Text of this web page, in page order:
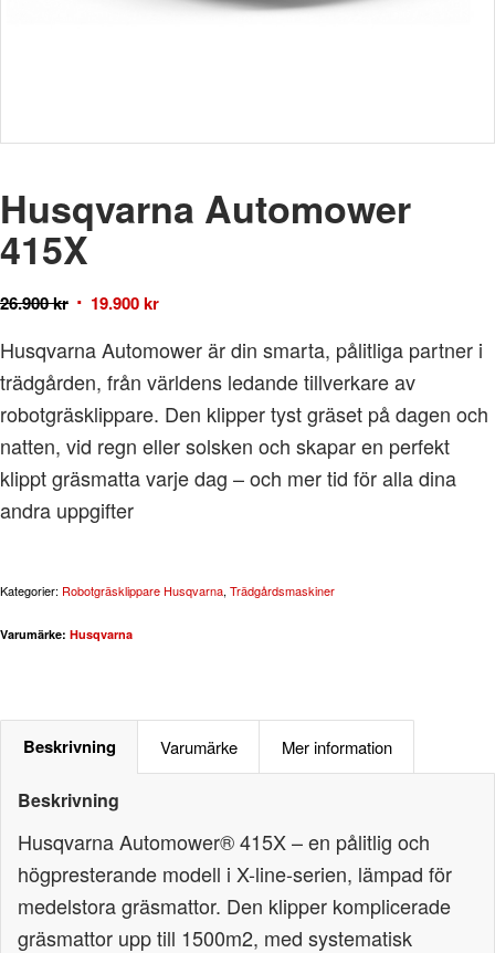
Husqvarna Automower
415X
26.900kr 19.900kr
Husqvarna Automower är din smarta, pålitliga partner i
trädgården, från världens ledande tillverkare av
robotgräsklippare. Den klipper tyst gräset på dagen och
natten, vid regn eller solsken och skapar en perfekt
klippt gräsmatta varje dag – och mer tid för alla dina
andra uppgifter
Kategorier: Robotgräsklippare Husqvarna, Trädgårdsmaskiner
Varumärke: Husqvarna
Beskrivning Varumärke Mer information
Beskrivning
Husqvarna Automower® 415X – en pålitlig och
högpresterande modell i X-line-serien, lämpad för
medelstora gräsmattor. Den klipper komplicerade
gräsmattor upp till 1500m2, med systematisk